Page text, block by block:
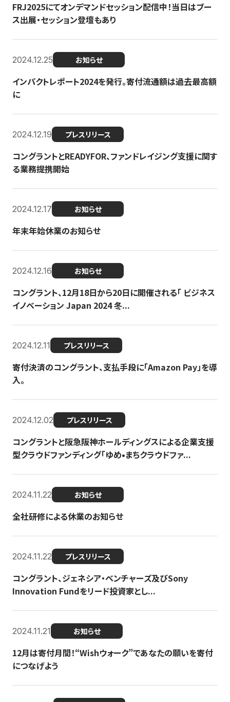
FRJ2025にてオンデマンドセッション配信中！当日はブー
ス出展・セッション登壇もあり
2024.12.25 お知らせ
インパクトレポート2024を発行。寄付流通額は過去最高額
に
2024.12.19 プレスリリース
コングラントとREADYFOR、ファンドレイジング支援に関す
る業務提携開始
2024.12.17 お知らせ
年末年始休業のお知らせ
2024.12.16 お知らせ
コングラント、12月18日から20日に開催される「 ビジネス
イノベーション Japan 2024 冬...
2024.12.11 プレスリリース
寄付決済のコングラント、支払手段に「Amazon Pay」を導
入。
2024.12.02 プレスリリース
コングラントと阪急阪神ホールディングスによる企業支援
型クラウドファンディング「ゆめ•まちクラウドファ...
2024.11.22 お知らせ
全社研修による休業のお知らせ
2024.11.22 プレスリリース
コングラント、ジェネシア・ベンチャーズ及びSony
Innovation Fundをリード投資家とし...
2024.11.21 お知らせ
12月は寄付月間！“Wishウォーク”であなたの願いを寄付
につなげよう